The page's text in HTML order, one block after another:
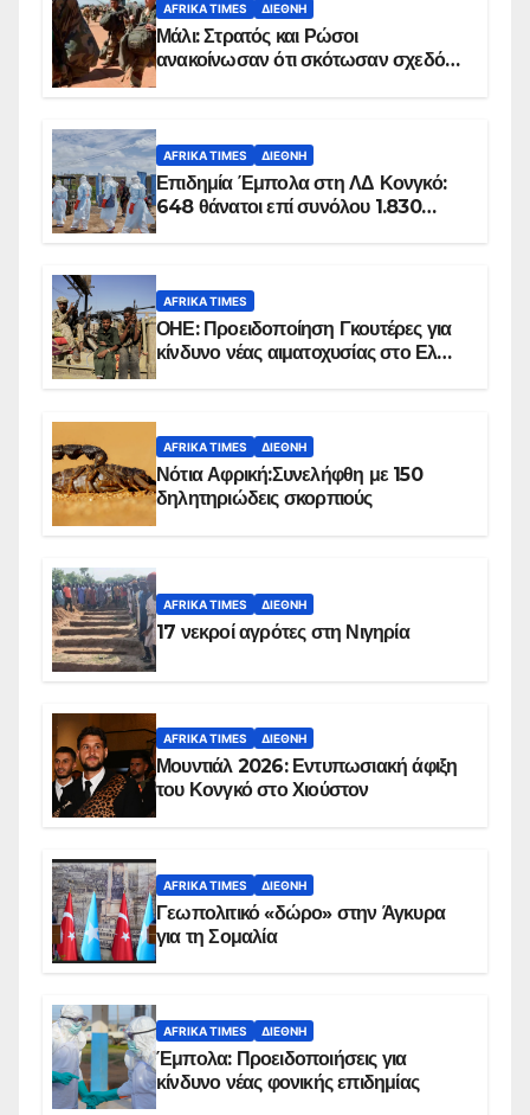
AFRIKA TIMES ΔΙΕΘΝΉ
Μάλι: Στρατός και Ρώσοι
ανακοίνωσαν ότι σκότωσαν σχεδόν
AFRIKA TIMES ΔΙΕΘΝΉ
Επιδημία Έμπολα στη ΛΔ Κονγκό:
648 θάνατοι επί συνόλου 1.830
AFRIKA TIMES
ΟΗΕ: Προειδοποίηση Γκουτέρες για
κίνδυνο νέας αιματοχυσίας στο Ελ
AFRIKA TIMES ΔΙΕΘΝΉ
Νότια Αφρική:Συνελήφθη με 150
δηλητηριώδεις σκορπιούς
AFRIKA TIMES ΔΙΕΘΝΉ
17 νεκροί αγρότες στη Νιγηρία
AFRIKA TIMES ΔΙΕΘΝΉ
Μουντιάλ 2026: Εντυπωσιακή άφιξη
του Κονγκό στο Χιούστον
AFRIKA TIMES ΔΙΕΘΝΉ
Γεωπολιτικό «δώρο» στην Άγκυρα
για τη Σομαλία
AFRIKA TIMES ΔΙΕΘΝΉ
Έμπολα: Προειδοποιήσεις για
κίνδυνο νέας φονικής επιδημίας